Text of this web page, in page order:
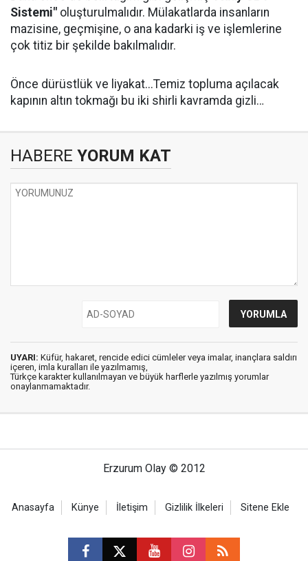
Sistemi" oluşturulmalıdır. Mülakatlarda insanların
mazisine, geçmişine, o ana kadarki iş ve işlemlerine
çok titiz bir şekilde bakılmalıdır.
Önce dürüstlük ve liyakat...Temiz topluma açılacak
kapının altın tokmağı bu iki shirli kavramda gizli…
HABERE YORUM KAT
UYARI: Küfür, hakaret, rencide edici cümleler veya imalar, inançlara saldırı
içeren, imla kuralları ile yazılmamış,
Türkçe karakter kullanılmayan ve büyük harflerle yazılmış yorumlar
onaylanmamaktadır.
Erzurum Olay © 2012
Anasayfa Künye İletişim Gizlilik İlkeleri Sitene Ekle